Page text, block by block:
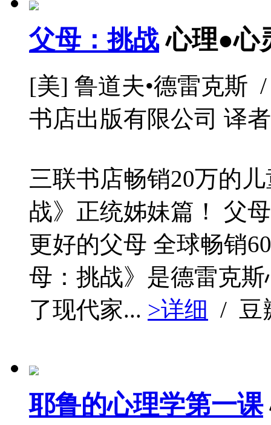
父母：挑战 心理●心
[美] 鲁道夫•德雷克斯
书店出版有限公司 译
三联书店畅销20万的
战》正统姊妹篇！ 父
更好的父母 全球畅销
母：挑战》是德雷克
了现代家... >详细 / 豆
耶鲁的心理学第一课